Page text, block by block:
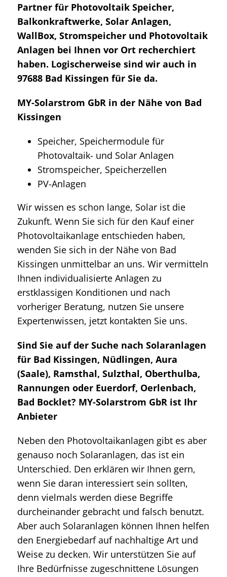
Partner für Photovoltaik Speicher,
Balkonkraftwerke, Solar Anlagen,
WallBox, Stromspeicher und Photovoltaik
Anlagen bei Ihnen vor Ort recherchiert
haben. Logischerweise sind wir auch in
97688 Bad Kissingen für Sie da.
MY-Solarstrom GbR in der Nähe von Bad
Kissingen
Speicher, Speichermodule für
Photovaltaik- und Solar Anlagen
Stromspeicher, Speicherzellen
PV-Anlagen
Wir wissen es schon lange, Solar ist die
Zukunft. Wenn Sie sich für den Kauf einer
Photovoltaikanlage entschieden haben,
wenden Sie sich in der Nähe von Bad
Kissingen unmittelbar an uns. Wir vermitteln
Ihnen individualisierte Anlagen zu
erstklassigen Konditionen und nach
vorheriger Beratung, nutzen Sie unsere
Expertenwissen, jetzt kontakten Sie uns.
Sind Sie auf der Suche nach Solaranlagen
für Bad Kissingen, Nüdlingen, Aura
(Saale), Ramsthal, Sulzthal, Oberthulba,
Rannungen oder Euerdorf, Oerlenbach,
Bad Bocklet? MY-Solarstrom GbR ist Ihr
Anbieter
Neben den Photovoltaikanlagen gibt es aber
genauso noch Solaranlagen, das ist ein
Unterschied. Den erklären wir Ihnen gern,
wenn Sie daran interessiert sein sollten,
denn vielmals werden diese Begriffe
durcheinander gebracht und falsch benutzt.
Aber auch Solaranlagen können Ihnen helfen
den Energiebedarf auf nachhaltige Art und
Weise zu decken. Wir unterstützen Sie auf
Ihre Bedürfnisse zugeschnittene Lösungen